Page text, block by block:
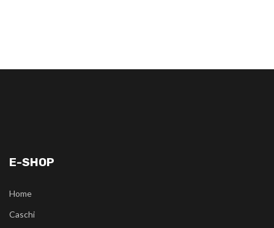
E-SHOP
Home
Caschi